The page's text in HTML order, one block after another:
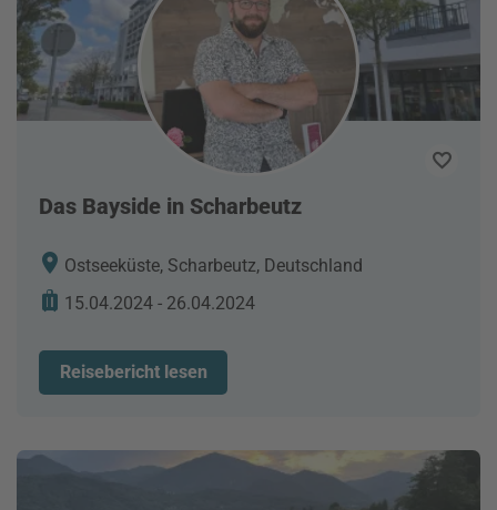
Das Bayside in Scharbeutz
Ostseeküste, Scharbeutz, Deutschland
15.04.2024 - 26.04.2024
Reisebericht lesen